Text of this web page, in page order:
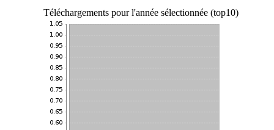
Téléchargements pour l'année sélectionnée (top10)